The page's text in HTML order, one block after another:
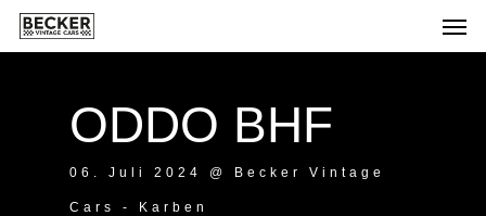
ODDO BHF
06. Juli 2024 @ Becker Vintage
Cars - Karben